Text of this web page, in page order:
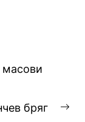
масови
бряг